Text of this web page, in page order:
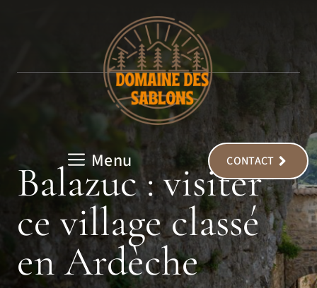
Menu CONTACT
Balazuc : visiter
ce village classé
en Ardèche